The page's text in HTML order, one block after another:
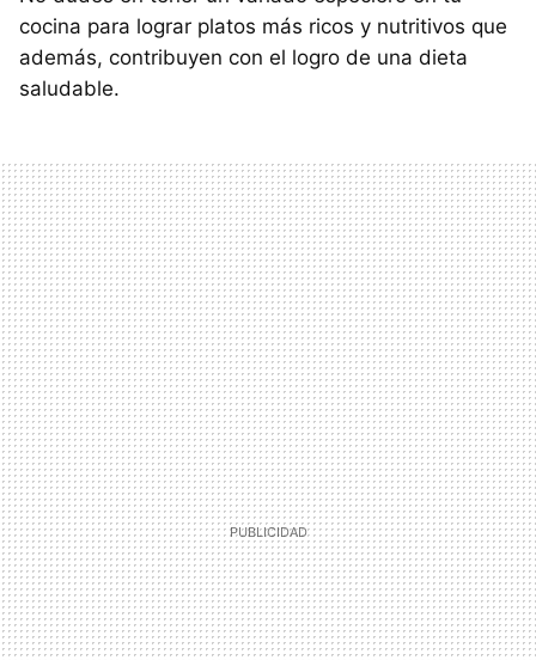
cocina para lograr platos más ricos y nutritivos que
además, contribuyen con el logro de una dieta
saludable.